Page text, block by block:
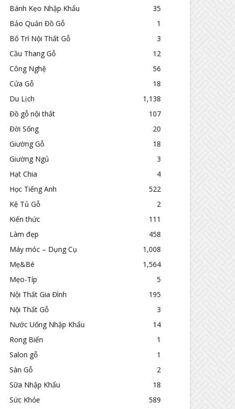
Bánh Kẹo Nhập Khẩu
35
Bảo Quản Đồ Gỗ
1
Bố Trí Nội Thất Gỗ
3
Cầu Thang Gỗ
12
Công Nghệ
56
Cửa Gỗ
18
Du Lịch
1,138
Đồ gỗ nội thất
107
Đời Sống
20
Giường Gỗ
18
Giường Ngủ
3
Hạt Chia
4
Học Tiếng Anh
522
Kệ Tủ Gỗ
2
Kiến thức
111
Làm đẹp
458
Máy móc – Dụng Cụ
1,008
Mẹ&Bé
1,564
Mẹo-Típ
5
Nội Thất Gia Đình
195
Nội Thất Gỗ
3
Nước Uống Nhập Khẩu
14
Rong Biển
1
Salon gỗ
1
Sàn Gỗ
2
Sữa Nhập Khẩu
18
Sức Khỏe
589